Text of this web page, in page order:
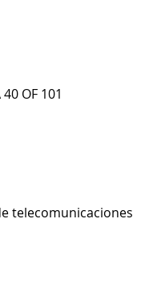
40 OF 101
telecomunicaciones